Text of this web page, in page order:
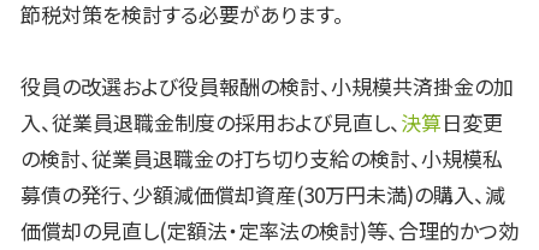
節税対策を検討する必要があります。
役員の改選および役員報酬の検討、小規模共済掛金の加
入、従業員退職金制度の採用および見直し、決算日変更
の検討、従業員退職金の打ち切り支給の検討、小規模私
募債の発行、少額減価償却資産(30万円未満)の購入、減
価償却の見直し(定額法・定率法の検討)等、合理的かつ効